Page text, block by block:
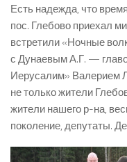
Есть надежда, что
пос. Глебово приехал
встретили «Ночные
с Дунаевым А.Г. —
Иерусалим» Валерием
не только жители
жители нашего р-на,
поколение, депутаты.